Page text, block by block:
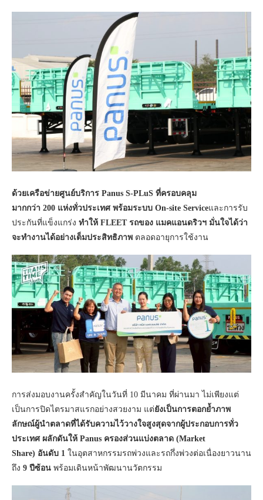
ด้วยเครือข่ายศูนย์บริการ Panus S-PLuS ที่ครอบคลุม
มากกว่า 200 แห่งทั่วประเทศ พร้อมระบบ On-site Serviceและการรับ
ประกันที่แข็งแกร่ง ทำให้ FLEET รถของ แมคแอนดริวฯ มั่นใจได้ว่า
จะทำงานได้อย่างเต็มประสิทธิภาพ ตลอดอายุการใช้งาน
การส่งมอบงานครั้งสำคัญในวันที่ 10 มีนาคม ที่ผ่านมา ไม่เพียงแต่
เป็นการปิดไตรมาสแรกอย่างสวยงาม แต่ยังเป็นการตอกย้ำภาพ
ลักษณ์ผู้นำตลาดที่ได้รับความไว้วางใจสูงสุดจากผู้ประกอบการทั่ว
ประเทศ ผลักดันให้ Panus ครองส่วนแบ่งตลาด (Market
Share) อันดับ 1 ในอุตสาหกรรมรถพ่วงและรถกึ่งพ่วงต่อเนื่องยาวนาน
ถึง 9 ปีซ้อน พร้อมเดินหน้าพัฒนานวัตกรรม